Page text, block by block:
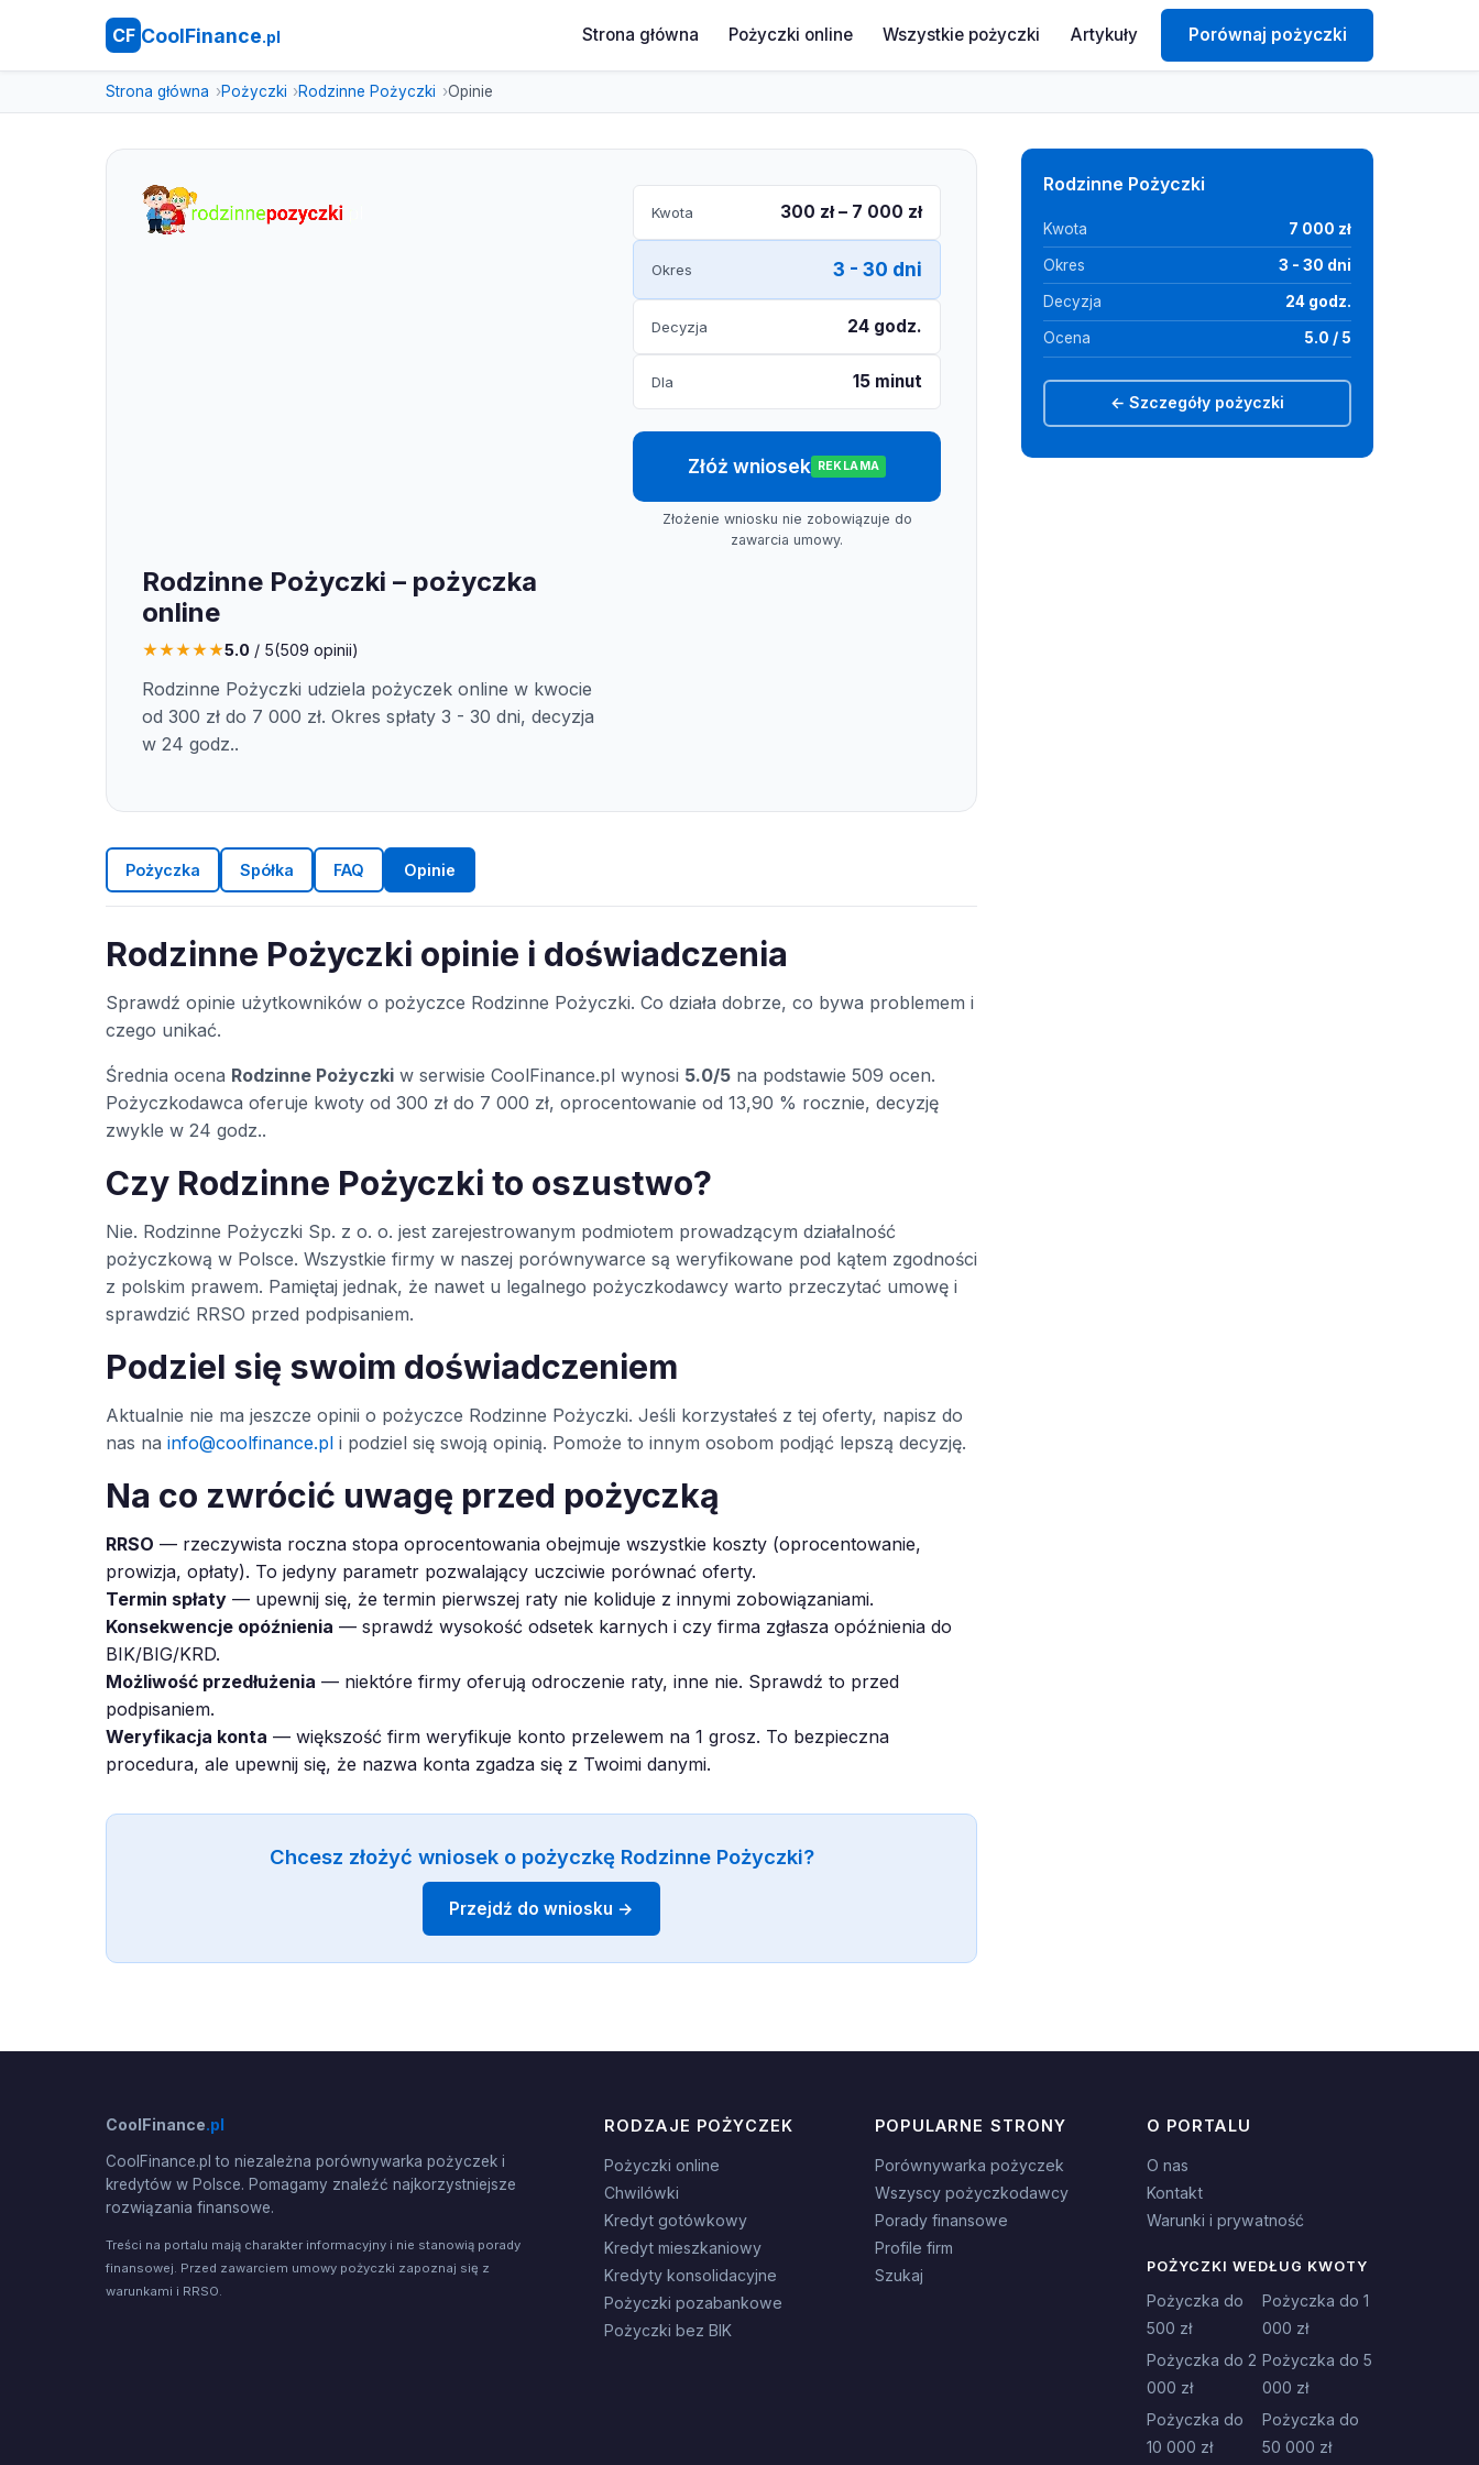
CF CoolFinance.pl Strona główna Pożyczki online Wszystkie pożyczki Artykuły Porównaj pożyczki
Strona główna Pożyczki Rodzinne Pożyczki Opinie
Rodzinne Pożyczki – pożyczka
online
★★★★★5.0 / 5(509 opinii)
Rodzinne Pożyczki udziela pożyczek online w kwocie
od 300 zł do 7 000 zł. Okres spłaty 3 - 30 dni, decyzja
w 24 godz..
Kwota 300 zł – 7 000 zł
Okres 3 - 30 dni
Decyzja 24 godz.
Dla 15 minut
Złóż wniosek REKLAMA
Złożenie wniosku nie zobowiązuje do
zawarcia umowy.
Pożyczka Spółka FAQ Opinie
Rodzinne Pożyczki opinie i doświadczenia
Sprawdź opinie użytkowników o pożyczce Rodzinne Pożyczki. Co działa dobrze, co bywa problemem i
czego unikać.
Średnia ocena Rodzinne Pożyczki w serwisie CoolFinance.pl wynosi 5.0/5 na podstawie 509 ocen.
Pożyczkodawca oferuje kwoty od 300 zł do 7 000 zł, oprocentowanie od 13,90 % rocznie, decyzję
zwykle w 24 godz..
Czy Rodzinne Pożyczki to oszustwo?
Nie. Rodzinne Pożyczki Sp. z o. o. jest zarejestrowanym podmiotem prowadzącym działalność
pożyczkową w Polsce. Wszystkie firmy w naszej porównywarce są weryfikowane pod kątem zgodności
z polskim prawem. Pamiętaj jednak, że nawet u legalnego pożyczkodawcy warto przeczytać umowę i
sprawdzić RRSO przed podpisaniem.
Podziel się swoim doświadczeniem
Aktualnie nie ma jeszcze opinii o pożyczce Rodzinne Pożyczki. Jeśli korzystałeś z tej oferty, napisz do
nas na info@coolfinance.pl i podziel się swoją opinią. Pomoże to innym osobom podjąć lepszą decyzję.
Na co zwrócić uwagę przed pożyczką
RRSO — rzeczywista roczna stopa oprocentowania obejmuje wszystkie koszty (oprocentowanie,
prowizja, opłaty). To jedyny parametr pozwalający uczciwie porównać oferty.
Termin spłaty — upewnij się, że termin pierwszej raty nie koliduje z innymi zobowiązaniami.
Konsekwencje opóźnienia — sprawdź wysokość odsetek karnych i czy firma zgłasza opóźnienia do
BIK/BIG/KRD.
Możliwość przedłużenia — niektóre firmy oferują odroczenie raty, inne nie. Sprawdź to przed
podpisaniem.
Weryfikacja konta — większość firm weryfikuje konto przelewem na 1 grosz. To bezpieczna
procedura, ale upewnij się, że nazwa konta zgadza się z Twoimi danymi.
Chcesz złożyć wniosek o pożyczkę Rodzinne Pożyczki?
Przejdź do wniosku →
Rodzinne Pożyczki
Kwota 7 000 zł
Okres 3 - 30 dni
Decyzja 24 godz.
Ocena 5.0 / 5
← Szczegóły pożyczki
CoolFinance.pl
CoolFinance.pl to niezależna porównywarka pożyczek i
kredytów w Polsce. Pomagamy znaleźć najkorzystniejsze
rozwiązania finansowe.
Treści na portalu mają charakter informacyjny i nie stanowią porady
finansowej. Przed zawarciem umowy pożyczki zapoznaj się z
warunkami i RRSO.
RODZAJE POŻYCZEK
Pożyczki online
Chwilówki
Kredyt gotówkowy
Kredyt mieszkaniowy
Kredyty konsolidacyjne
Pożyczki pozabankowe
Pożyczki bez BIK
POPULARNE STRONY
Porównywarka pożyczek
Wszyscy pożyczkodawcy
Porady finansowe
Profile firm
Szukaj
O PORTALU
O nas
Kontakt
Warunki i prywatność
POŻYCZKI WEDŁUG KWOTY
Pożyczka do
500 zł
Pożyczka do 1
000 zł
Pożyczka do 2
000 zł
Pożyczka do 5
000 zł
Pożyczka do
10 000 zł
Pożyczka do
50 000 zł